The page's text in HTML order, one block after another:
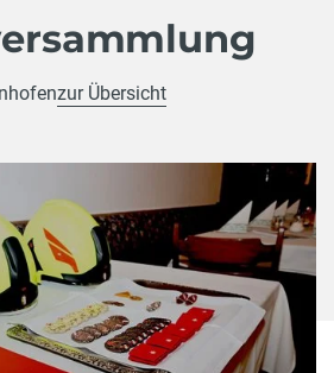
zur Übersicht